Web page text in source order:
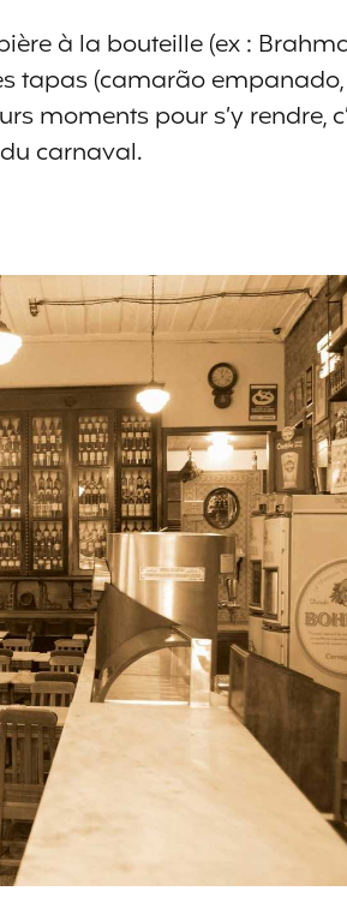
à la bouteille (ex :
tapas (camarão empanado,
moments pour s’y rendre,
carnaval.